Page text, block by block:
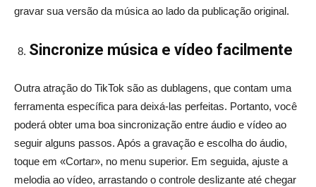
gravar sua versão da música ao lado da publicação original.
Sincronize música e vídeo facilmente
Outra atração do TikTok são as dublagens, que contam uma
ferramenta específica para deixá-las perfeitas. Portanto, você
poderá obter uma boa sincronização entre áudio e vídeo ao
seguir alguns passos. Após a gravação e escolha do áudio,
toque em «Cortar», no menu superior. Em seguida, ajuste a
melodia ao vídeo, arrastando o controle deslizante até chegar